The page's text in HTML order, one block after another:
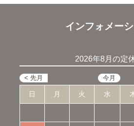
インフォメー
2026年8月の定
日 月 火 水